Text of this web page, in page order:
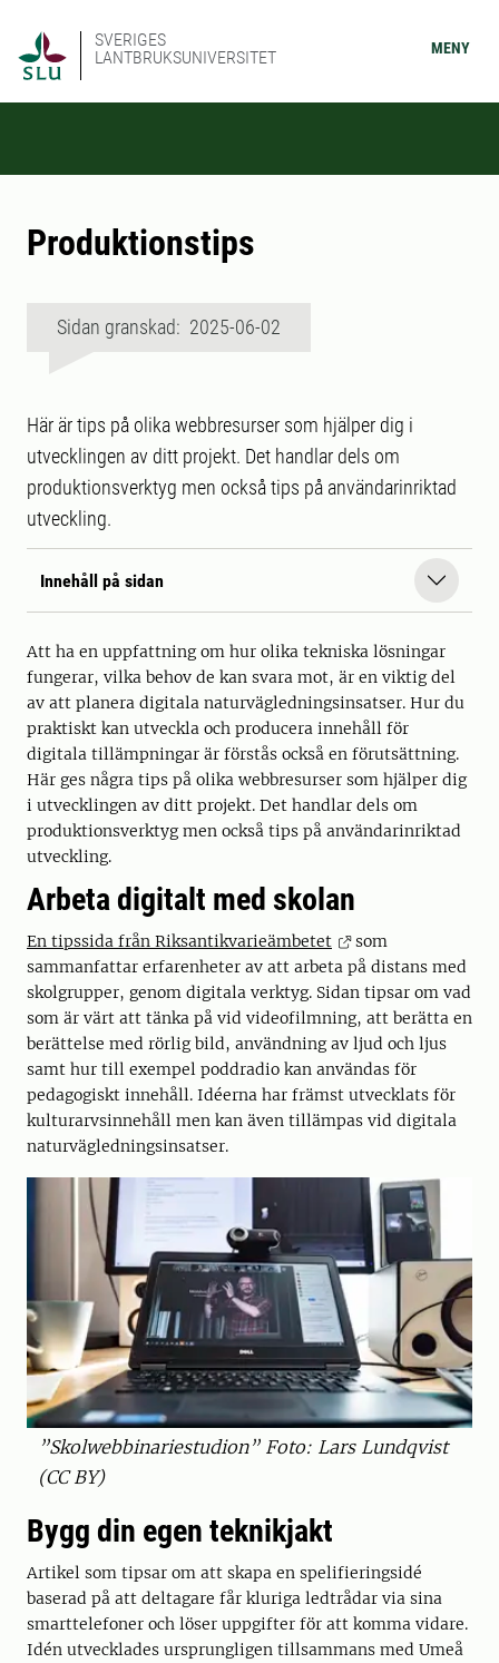
SVERIGES
LANTBRUKSUNIVERSITET
MENY
Produktionstips
Sidan granskad: 2025-06-02
Här är tips på olika webbresurser som hjälper dig i
utvecklingen av ditt projekt. Det handlar dels om
produktionsverktyg men också tips på användarinriktad
utveckling.
Innehåll på sidan
Att ha en uppfattning om hur olika tekniska lösningar
fungerar, vilka behov de kan svara mot, är en viktig del
av att planera digitala naturvägledningsinsatser. Hur du
praktiskt kan utveckla och producera innehåll för
digitala tillämpningar är förstås också en förutsättning.
Här ges några tips på olika webbresurser som hjälper dig
i utvecklingen av ditt projekt. Det handlar dels om
produktionsverktyg men också tips på användarinriktad
utveckling.
Arbeta digitalt med skolan
En tipssida från Riksantikvarieämbetet
som
sammanfattar erfarenheter av att arbeta på distans med
skolgrupper, genom digitala verktyg. Sidan tipsar om vad
som är värt att tänka på vid videofilmning, att berätta en
berättelse med rörlig bild, användning av ljud och ljus
samt hur till exempel poddradio kan användas för
pedagogiskt innehåll. Idéerna har främst utvecklats för
kulturarvsinnehåll men kan även tillämpas vid digitala
naturvägledningsinsatser.
”Skolwebbinariestudion” Foto: Lars Lundqvist
(CC BY)
Bygg din egen teknikjakt
Artikel som tipsar om att skapa en spelifieringsidé
baserad på att deltagare får kluriga ledtrådar via sina
smarttelefoner och löser uppgifter för att komma vidare.
Idén utvecklades ursprungligen tillsammans med Umeå